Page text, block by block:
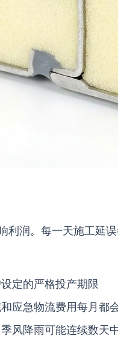
利润。每一天施工延
定的严格投产期限
应急物流费用每月都
风降雨可能连续数天